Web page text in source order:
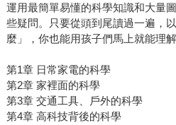
運用最簡單易懂的科學知識和大量
些疑問。只要從頭到尾讀過一遍，
麼」，你也能用孩子們馬上就能理
第1章 日常家電的科學
第2章 家裡面的科學
第3章 交通工具、戶外的科學
第4章 高科技背後的科學